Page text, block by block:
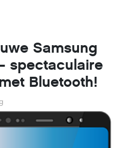
Samsung
spectaculaire
Bluetooth!